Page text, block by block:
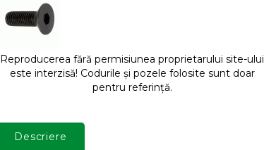
Reproducerea fără permisiunea proprietarului site-ului
este interzisă! Codurile și pozele folosite sunt doar
pentru referință.
Descriere